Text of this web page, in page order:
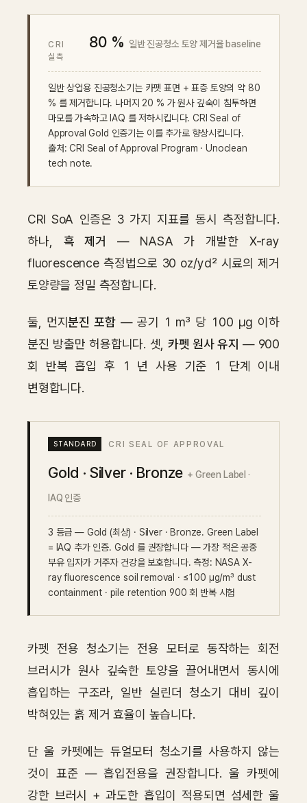
CRI
실측
80 % 일반 진공청소 토양 제거율 baseline
일반 상업용 진공청소기는 카펫 표면 + 표층 토양의 약 80
% 를 제거합니다. 나머지 20 % 가 원사 깊숙이 침투하면
마모를 가속하고 IAQ 를 저하시킵니다. CRI Seal of
Approval Gold 인증기는 이를 추가로 향상시킵니다.
출처: CRI Seal of Approval Program · Unoclean
tech note.
CRI SoA 인증은 3 가지 지표를 동시 측정합니다.
하나, 흑 제거
— NASA 가 개발한 X-ray
fluorescence 측정법으로 30 oz/yd² 시료의 제거
토양량을 정밀 측정합니다.
둘, 먼지분진 포함— 공기 1 m³ 당 100 µg 이하
분진 방출만 허용합니다. 셋, 카펫 원사 유지 — 900
회 반복 흡입 후 1 년 사용 기준 1 단계 이내
변형합니다.
CRI SEAL OF APPROVAL
Gold · Silver · Bronze + Green Label ·
IAQ 인증
3 등급 — Gold (최상) · Silver · Bronze. Green Label
= IAQ 추가 인증. Gold 를 권장합니다 — 가장 적은 공중
부유 입자가 거주자 건강을 보호합니다. 측정: NASA X-
ray fluorescence soil removal · ≤100 µg/m³ dust
containment · pile retention 900 회 반복 시험
카펫 전용 청소기는 전용 모터로 동작하는 회전
브러시가 원사 깊숙한 토양을 끌어내면서 동시에
흡입하는 구조라, 일반 실린더 청소기 대비 깊이
박혀있는 흙 제거 효율이 높습니다.
단 울 카펫에는 듀얼모터 청소기를 사용하지 않는
것이 표준 — 흡입전용을 권장합니다. 울 카펫에
강한 브러시 + 과도한 흡입이 적용되면 섬세한 울